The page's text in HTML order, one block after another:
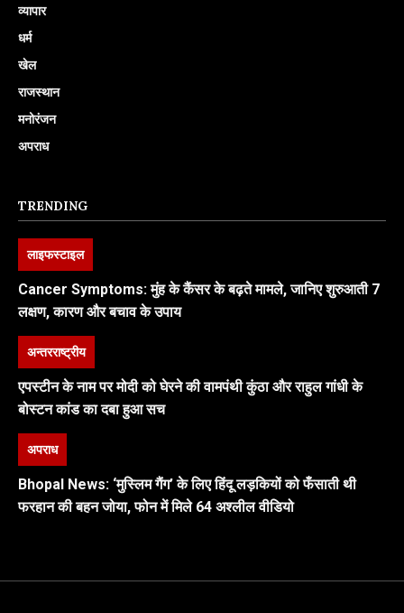
व्यापार
धर्म
खेल
राजस्थान
मनोरंजन
अपराध
TRENDING
लाइफस्टाइल
Cancer Symptoms: मुंह के कैंसर के बढ़ते मामले, जानिए शुरुआती 7
लक्षण, कारण और बचाव के उपाय
अन्तरराष्ट्रीय
एपस्टीन के नाम पर मोदी को घेरने की वामपंथी कुंठा और राहुल गांधी के
बोस्टन कांड का दबा हुआ सच
अपराध
Bhopal News: ‘मुस्लिम गैंग’ के लिए हिंदू लड़कियों को फँसाती थी
फरहान की बहन जोया, फोन में मिले 64 अश्लील वीडियो